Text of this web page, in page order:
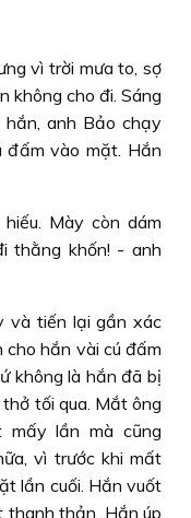
vì trời mưa to, sợ
không cho đi. Sáng
anh Bảo chạy
đấm vào mặt. Hắn
Mày còn dám
thằng khốn! - anh
và tiến lại gần xác
hắn vài cú đấm
không là hắn đã bị
tối qua. Mắt ông
mấy lần mà cũng
vì trước khi mất
lần cuối. Hắn vuốt
thanh thản. Hắn úp